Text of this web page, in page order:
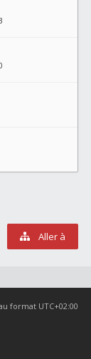
Aller à
format UTC+02:00